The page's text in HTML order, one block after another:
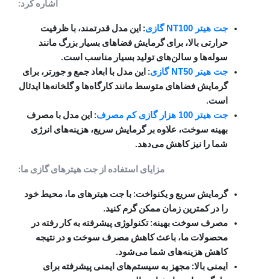
اشاره کرد:
جت هیتر NT100 گازی
: این مدل قدرتمند، با ظرفیت
حرارتی بالا، برای گرمایش فضاهای بسیار بزرگ مانند
سوله‌ها و سالن‌های تولید بسیار مناسب است.
جت هیتر NT50 گازی
: این مدل با ابعاد جمع و جورتر، برای
گرمایش فضاهای متوسط مانند کارگاه‌ها و گلخانه‌ها ایدئال
است.
جت هیتر 100 هزار گازی کم مصرف
: این مدل با مصرف
بهینه سوخت، علاوه بر گرمایش سریع، هزینه‌های انرژی
شما را نیز کاهش می‌دهد.
مزایای استفاده از جت هیترهای گازی ما:
گرمایش سریع و یکنواخت: با جت هیترهای ما، محیط خود
را در کمترین زمان ممکن گرم کنید.
مصرف سوخت بهینه: تکنولوژی پیشرفته به کار رفته در
محصولات ما، باعث کاهش مصرف سوخت و در نتیجه
کاهش هزینه‌های شما می‌شود.
ایمنی بالا: مجهز به سیستم‌های ایمنی پیشرفته برای